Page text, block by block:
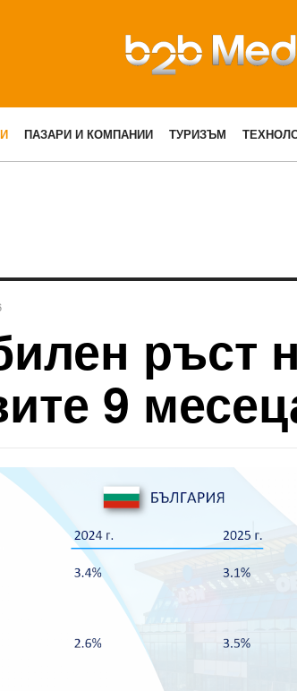
ПАЗАРИ И КОМПАНИИ ТУРИЗЪМ
ръст
9